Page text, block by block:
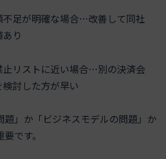
不足が明確な場合…改善して同社
り
止リストに近い場合…別の決済会
討した方が早い
題」か「ビジネスモデルの問題」か
です。